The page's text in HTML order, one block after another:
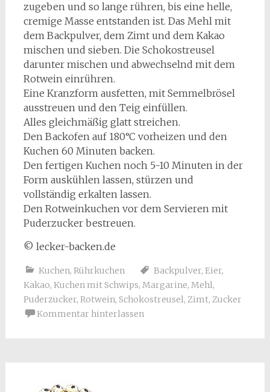
zugeben und so lange rühren, bis eine helle,
cremige Masse entstanden ist. Das Mehl mit
dem Backpulver, dem Zimt und dem Kakao
mischen und sieben. Die Schokostreusel
darunter mischen und abwechselnd mit dem
Rotwein einrühren.
Eine Kranzform ausfetten, mit Semmelbrösel
ausstreuen und den Teig einfüllen.
Alles gleichmäßig glatt streichen.
Den Backofen auf 180°C vorheizen und den
Kuchen 60 Minuten backen.
Den fertigen Kuchen noch 5-10 Minuten in der
Form auskühlen lassen, stürzen und
vollständig erkalten lassen.
Den Rotweinkuchen vor dem Servieren mit
Puderzucker bestreuen.
© lecker-backen.de
Kuchen, Rührkuchen Backpulver, Eier,
Kakao, Kuchen mit Schwips, Margarine, Mehl,
Puderzucker, Rotwein, Schokostreusel, Zimt, Zucker
Kommentar hinterlassen